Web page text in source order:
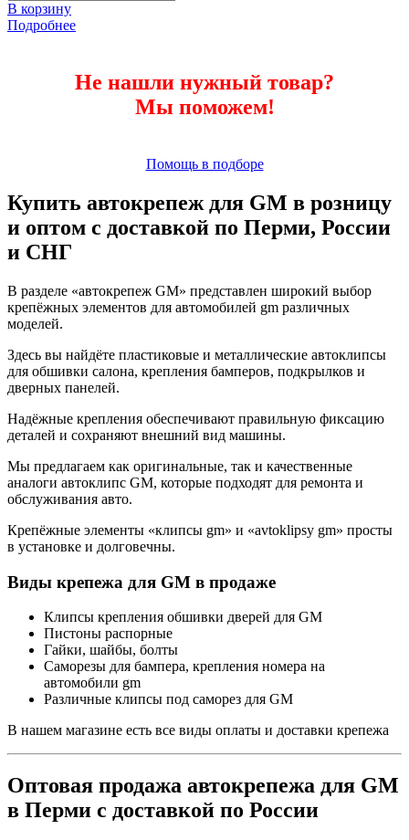
В корзину
Подробнее
Не нашли нужный товар?
Мы поможем!
Помощь в подборе
Купить автокрепеж для GM в розницу
и оптом с доставкой по Перми, России
и СНГ
В разделе «автокрепеж GM» представлен широкий выбор
крепёжных элементов для автомобилей gm различных
моделей.
Здесь вы найдёте пластиковые и металлические автоклипсы
для обшивки салона, крепления бамперов, подкрылков и
дверных панелей.
Надёжные крепления обеспечивают правильную фиксацию
деталей и сохраняют внешний вид машины.
Мы предлагаем как оригинальные, так и качественные
аналоги автоклипс GM, которые подходят для ремонта и
обслуживания авто.
Крепёжные элементы «клипсы gm» и «avtoklipsy gm» просты
в установке и долговечны.
Виды крепежа для GM в продаже
Клипсы крепления обшивки дверей для GM
Пистоны распорные
Гайки, шайбы, болты
Саморезы для бампера, крепления номера на
автомобили gm
Различные клипсы под саморез для GM
В нашем магазине есть все виды оплаты и доставки крепежа
Оптовая продажа автокрепежа для GM
в Перми с доставкой по России